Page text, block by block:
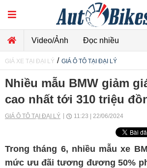
Video/Ảnh Đọc nhiều
GIÁ XE TẠI ĐẠI LÝ / GIÁ Ô TÔ TẠI ĐẠI LÝ
Nhiều mẫu BMW giảm
cao nhất tới 310 triệu
GIÁ Ô TÔ TẠI ĐẠI LÝ 11:23 | 22/06/2024
Trong tháng 6, nhiều mẫu xe
mức ưu đãi tương đương 50%